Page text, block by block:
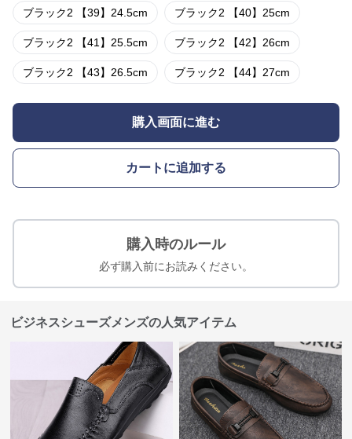
ブラック2 【39】24.5cm ブラック2 【40】25cm
ブラック2 【41】25.5cm ブラック2 【42】26cm
ブラック2 【43】26.5cm ブラック2 【44】27cm
購入画面に進む
カートに追加する
購入時のルール
必ず購入前にお読みください。
ビジネスシューズメンズの人気アイテム